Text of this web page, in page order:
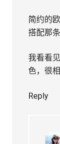
简约的
搭配那
我看看
色，很
Reply